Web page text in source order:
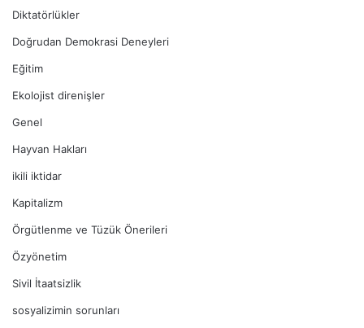
Diktatörlükler
Doğrudan Demokrasi Deneyleri
Eğitim
Ekolojist direnişler
Genel
Hayvan Hakları
ikili iktidar
Kapitalizm
Örgütlenme ve Tüzük Önerileri
Özyönetim
Sivil İtaatsizlik
sosyalizimin sorunları